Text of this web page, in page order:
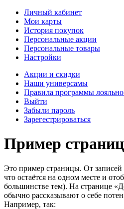
Личный кабинет
Мои карты
История покупок
Персональные акции
Персональные товары
Настройки
Акции и скидки
Наши универсамы
Правила программы
Выйти
Забыли пароль
Зарегестрироваться
Пример
Это пример страницы. От записей
что остаётся на одном месте и
большинстве тем). На странице
обычно рассказывают о себе
Например, так: